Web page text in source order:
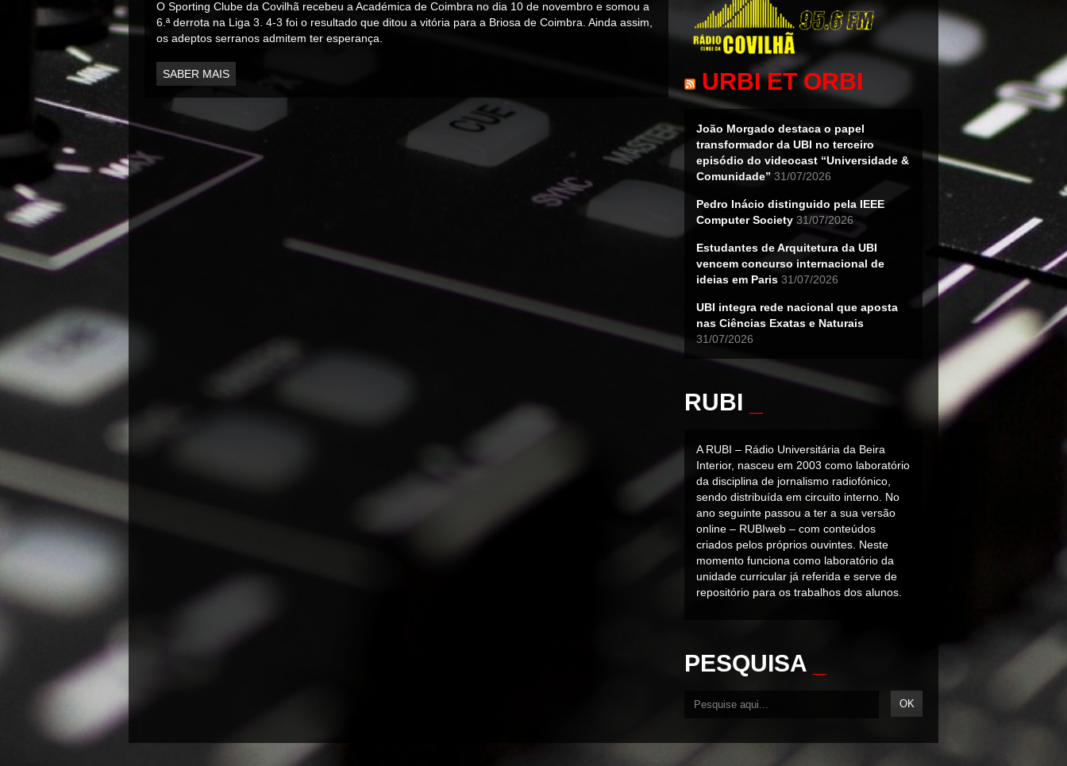
URBI ET ORBI
João Morgado destaca o papel
transformador da UBI no terceiro
episódio do videocast “Universidade &
Comunidade” 31/07/2026
Pedro Inácio distinguido pela IEEE
Computer Society 31/07/2026
Estudantes de Arquitetura da UBI
vencem concurso internacional de
ideias em Paris 31/07/2026
UBI integra rede nacional que aposta
nas Ciências Exatas e Naturais
31/07/2026
RUBI
A RUBI – Rádio Universitária da Beira
Interior, nasceu em 2003 como laboratório
da disciplina de jornalismo radiofónico,
sendo distribuída em circuito interno. No
ano seguinte passou a ter a sua versão
online – RUBIweb – com conteúdos
criados pelos próprios ouvintes. Neste
momento funciona como laboratório da
unidade curricular já referida e serve de
repositório para os trabalhos dos alunos.
PESQUISA
O Sporting Clube da Covilhã recebeu a Académica de Coimbra no dia 10 de novembro e somou a
6.ª derrota na Liga 3. 4-3 foi o resultado que ditou a vitória para a Briosa de Coimbra. Ainda assim,
os adeptos serranos admitem ter esperança.
SABER MAIS